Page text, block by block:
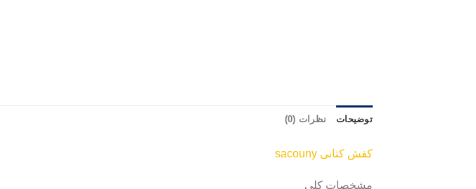
توضیحات نظرات (0)
کفش کتانی ⁣sacouny
مشخصات کلی